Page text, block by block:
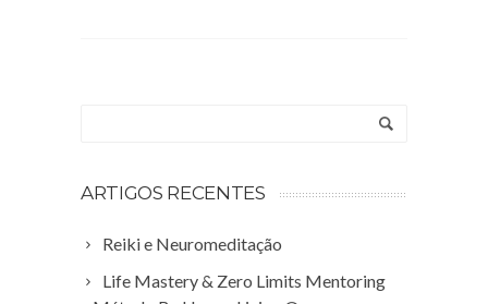
ARTIGOS RECENTES
Reiki e Neuromeditação
Life Mastery & Zero Limits Mentoring